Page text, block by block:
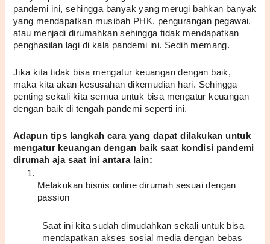
pandemi ini, sehingga banyak yang merugi bahkan banyak
yang mendapatkan musibah PHK, pengurangan pegawai,
atau menjadi dirumahkan sehingga tidak mendapatkan
penghasilan lagi di kala pandemi ini. Sedih memang.
Jika kita tidak bisa mengatur keuangan dengan baik,
maka kita akan kesusahan dikemudian hari. Sehingga
penting sekali kita semua untuk bisa mengatur keuangan
dengan baik di tengah pandemi seperti ini.
Adapun tips langkah cara yang dapat dilakukan untuk
mengatur keuangan dengan baik saat kondisi pandemi
dirumah aja saat ini antara lain:
Melakukan bisnis online dirumah sesuai dengan
passion
Saat ini kita sudah dimudahkan sekali untuk bisa
mendapatkan akses sosial media dengan bebas